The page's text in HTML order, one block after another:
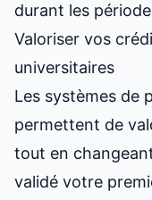
durant les
Valoriser vos
universitaires
Les systèmes de
permettent de
tout en
validé votre